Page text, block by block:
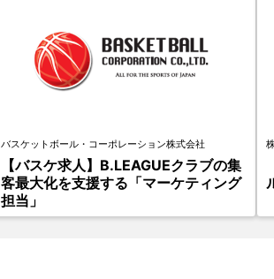
バスケットボール・コーポレーション株式会社
【バスケ求人】B.LEAGUEクラブの集
客最大化を支援する「マーケティング
担当」